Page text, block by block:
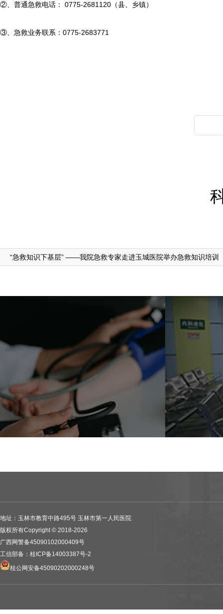
②、普通急救电话： 0775-2681120（县、乡镇）
③、急救业务联系：0775-2683771
培训内容：急救知识及急救技能等。
培训设施：心肺复苏模拟人、气管插管模型、除颤/监护仪、呼吸
三、四合一报警中心：
玉林市110、119、120、122四合一报警系统，且有计算机辅助
作机制，应对各类突发公共事件。
四、胸痛中心成立：
②、普通急救电话： 0775-2681120（县、乡镇）
③、急救业务联系：0775-2683771
“急救知识下基层” ——我院急救专家走进玉城医院举办急救知识培训
地址：玉林市教育中路495号 玉林市第一人民医院
版权所有Copyright © 2018-2026
广西网警备45090102000409号
工信部备：桂ICP备14003387号-2
桂公网安备45090202000248号